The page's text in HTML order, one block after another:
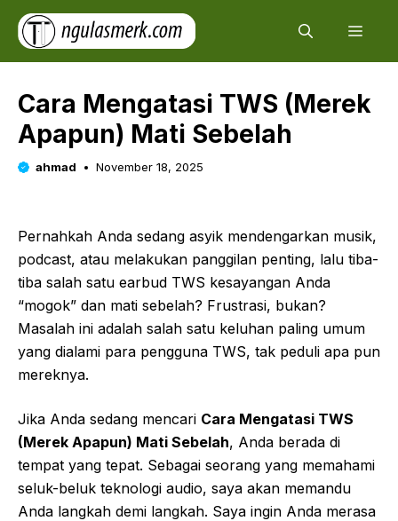
Skip
content
Cara Mengatasi TWS (Merek
Apapun) Mati Sebelah
ahmad November 18, 2025
Pernahkah Anda sedang asyik mendengarkan musik,
podcast, atau melakukan panggilan penting, lalu tiba-
tiba salah satu earbud TWS kesayangan Anda
“mogok” dan mati sebelah? Frustrasi, bukan?
Masalah ini adalah salah satu keluhan paling umum
yang dialami para pengguna TWS, tak peduli apa pun
mereknya.
Jika Anda sedang mencari Cara Mengatasi TWS
(Merek Apapun) Mati Sebelah, Anda berada di
tempat yang tepat. Sebagai seorang yang memahami
seluk-beluk teknologi audio, saya akan memandu
Anda langkah demi langkah. Saya ingin Anda merasa